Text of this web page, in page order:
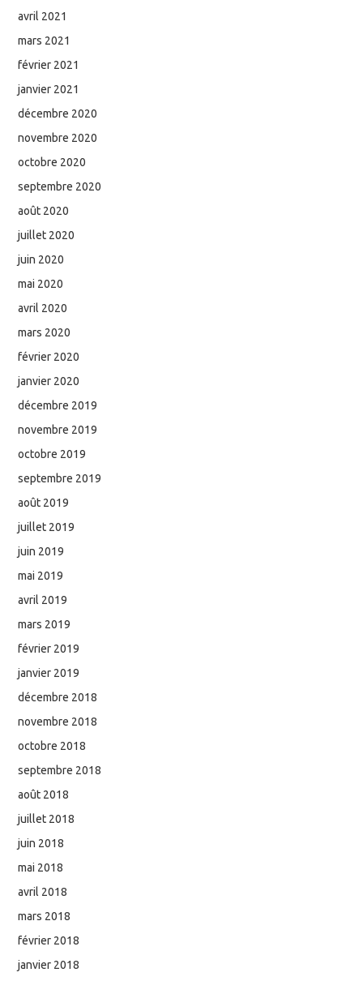
avril 2021
mars 2021
février 2021
janvier 2021
décembre 2020
novembre 2020
octobre 2020
septembre 2020
août 2020
juillet 2020
juin 2020
mai 2020
avril 2020
mars 2020
février 2020
janvier 2020
décembre 2019
novembre 2019
octobre 2019
septembre 2019
août 2019
juillet 2019
juin 2019
mai 2019
avril 2019
mars 2019
février 2019
janvier 2019
décembre 2018
novembre 2018
octobre 2018
septembre 2018
août 2018
juillet 2018
juin 2018
mai 2018
avril 2018
mars 2018
février 2018
janvier 2018